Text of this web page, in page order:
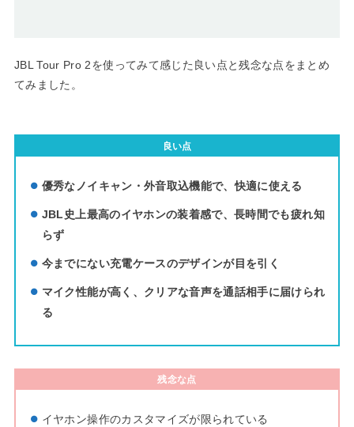
JBL Tour Pro 2を使ってみて感じた良い点と残念な点をまとめ
てみました。
良い点
優秀なノイキャン・外音取込機能で、快適に使える
JBL史上最高のイヤホンの装着感で、長時間でも疲れ知
らず
今までにない充電ケースのデザインが目を引く
マイク性能が高く、クリアな音声を通話相手に届けられ
る
残念な点
イヤホン操作のカスタマイズが限られている